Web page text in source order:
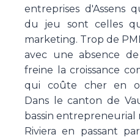
entreprises d'Assens
du jeu sont celles
marketing. Trop de
avec une absence
freine la croissance
qui coûte cher en
Dans le canton de
bassin entrepreneurial
Riviera en passant